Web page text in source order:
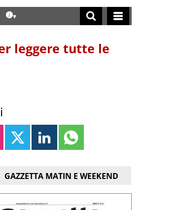
leggere tutte le
GAZZETTA MATIN E WEEKEND